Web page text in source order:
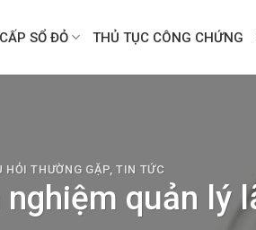
SỔ ĐỎ THỦ TỤC CÔNG CHỨNG
HỎI THƯỜNG GẶP,TIN TỨC
quản lý